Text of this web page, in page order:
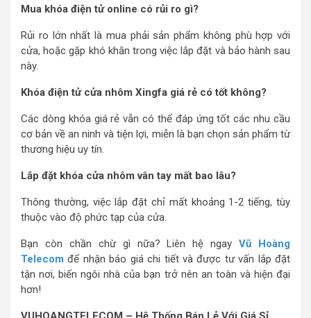
Mua khóa điện tử online có rủi ro gì?
Rủi ro lớn nhất là mua phải sản phẩm không phù hợp với
cửa, hoặc gặp khó khăn trong việc lắp đặt và bảo hành sau
này.
Khóa điện tử cửa nhôm Xingfa giá rẻ có tốt không?
Các dòng khóa giá rẻ vẫn có thể đáp ứng tốt các nhu cầu
cơ bản về an ninh và tiện lợi, miễn là bạn chọn sản phẩm từ
thương hiệu uy tín.
Lắp đặt khóa cửa nhôm vân tay mất bao lâu?
Thông thường, việc lắp đặt chỉ mất khoảng 1-2 tiếng, tùy
thuộc vào độ phức tạp của cửa.
Bạn còn chần chừ gì nữa? Liên hệ ngayVũ Hoàng
Telecom để nhận báo giá chi tiết và được tư vấn lắp đặt
tận nơi, biến ngôi nhà của bạn trở nên an toàn và hiện đại
hơn!